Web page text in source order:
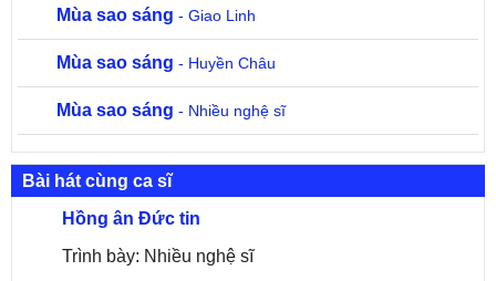
Mùa sao sáng - Giao Linh
Mùa sao sáng - Huyền Châu
Mùa sao sáng - Nhiều nghệ sĩ
Bài hát cùng ca sĩ
Hồng ân Đức tin
Trình bày: Nhiều nghệ sĩ